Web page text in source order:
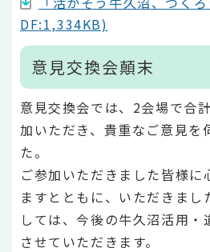
DF:1,334KB)
意見交換会顛末
意見交換会では、2会場で合
加いただき、貴重なご意見を
た。
ご参加いただきました皆様
ますとともに、いただきまし
しては、今後の牛久沼活用・
させていただきます。